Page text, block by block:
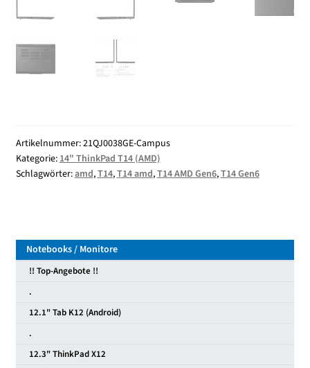
Artikelnummer:21QJ0038GE-Campus
Kategorie:14" ThinkPad T14 (AMD)
Schlagwörter:amd,T14,T14 amd,T14 AMD Gen6,T14 Gen6
Notebooks / Monitore
!! Top-Angebote !!
.
12.1" Tab K12 (Android)
.
12.3" ThinkPad X12